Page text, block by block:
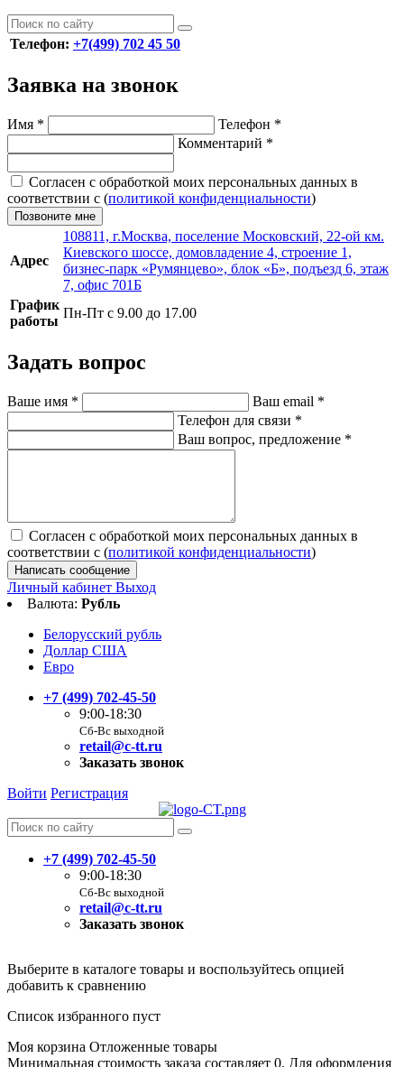
Телефон: +7(499) 702 45 50
Заявка на звонок
Имя * Телефон *
Комментарий *
Согласен с обработкой моих персональных данных в
соответствии с (политикой конфиденциальности)
Позвоните мне
Адрес
108811, г.Москва, поселение Московский, 22-ой км.
Киевского шоссе, домовладение 4, строение 1,
бизнес-парк «Румянцево», блок «Б», подъезд 6, этаж
7, офис 701Б
График
работы
Пн-Пт с 9.00 до 17.00
Задать вопрос
Ваше имя * Ваш email *
Телефон для связи *
Ваш вопрос, предложение *
Согласен с обработкой моих персональных данных в
соответствии с (политикой конфиденциальности)
Написать сообщение
Личный кабинет Выход
Валюта: Рубль
Белорусский рубль
Доллар США
Евро
+7 (499) 702-45-50
9:00-18:30
Сб-Вс выходной
retail@c-tt.ru
Заказать звонок
Войти Регистрация
+7 (499) 702-45-50
9:00-18:30
Сб-Вс выходной
retail@c-tt.ru
Заказать звонок
Выберите в каталоге товары и воспользуйтесь опцией
добавить к сравнению
Список избранного пуст
Моя корзина Отложенные товары
Минимальная стоимость заказа составляет 0. Для оформления